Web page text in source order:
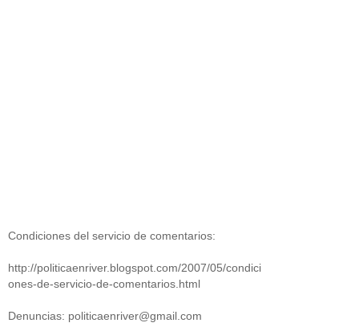
Condiciones del servicio de comentarios:
http://politicaenriver.blogspot.com/2007/05/condici
ones-de-servicio-de-comentarios.html
Denuncias: politicaenriver@gmail.com